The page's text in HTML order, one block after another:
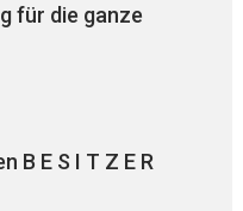
für die ganze
B E S I T Z E R